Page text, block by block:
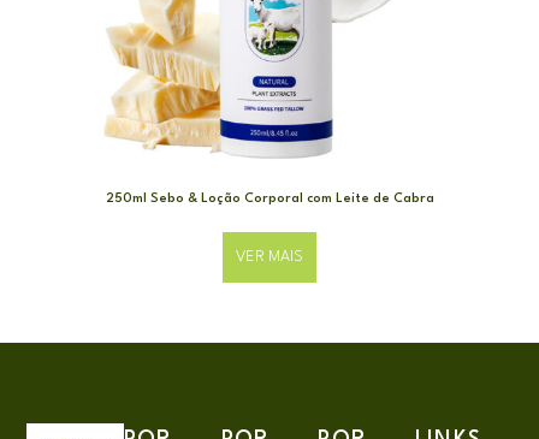
250ml Sebo & Loção Corporal com Leite de Cabra
VER MAIS